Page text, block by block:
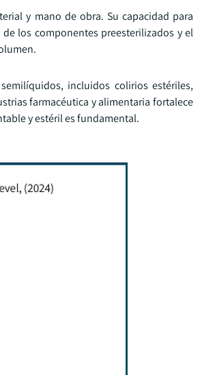
y mano de obra. Su capacidad para
los componentes preesterilizados y el
incluidos colirios estériles,
farmacéutica y alimentaria fortalece
y estéril es fundamental.